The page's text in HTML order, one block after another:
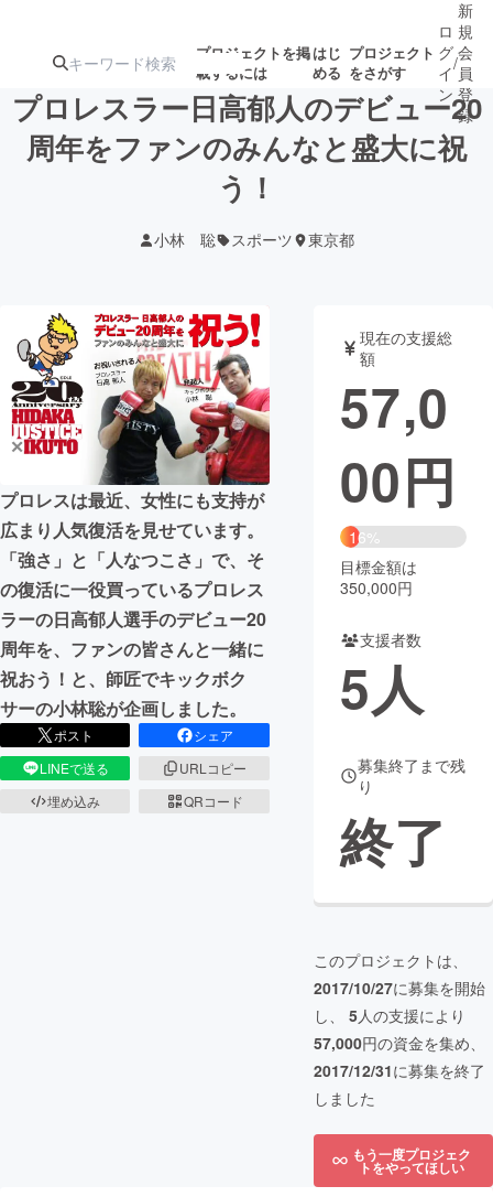
プロジェクトを掲
載するには
はじ
める
プロジェクト
をさがす
注目の新着プロ
テクノロジー・ガジェット
映像・映画 書籍・雑誌
ビジネス・起業 チャレンジ
まちづくり・地域活性化
CAMPFIRE for Social Good
CAMPFIRE Creation
CAMPFIREふるさと納税
コミュニティ
ロ
グ
イ
ン
/
新
規
会
員
登
録
プロレスラー日高郁人のデビュー20
周年をファンのみんなと盛大に祝
う！
小林 聡 スポーツ 東京都
プロレスは最近、女性にも支持が
広まり人気復活を見せています。
「強さ」と「人なつこさ」で、そ
の復活に一役買っているプロレス
ラーの日高郁人選手のデビュー20
周年を、ファンの皆さんと一緒に
祝おう！と、師匠でキックボク
サーの小林聡が企画しました。
ポスト
シェア
LINEで送る
URLコピー
埋め込み
QRコード
現在の支援総
額
57,0
00円
16%
目標金額は
350,000円
支援者数
5人
募集終了まで残
り
終了
このプロジェクトは、
2017/10/27に募集を開始
し、 5人の支援により
57,000円の資金を集め、
2017/12/31に募集を終了
しました
もう一度プロジェク
トをやってほしい